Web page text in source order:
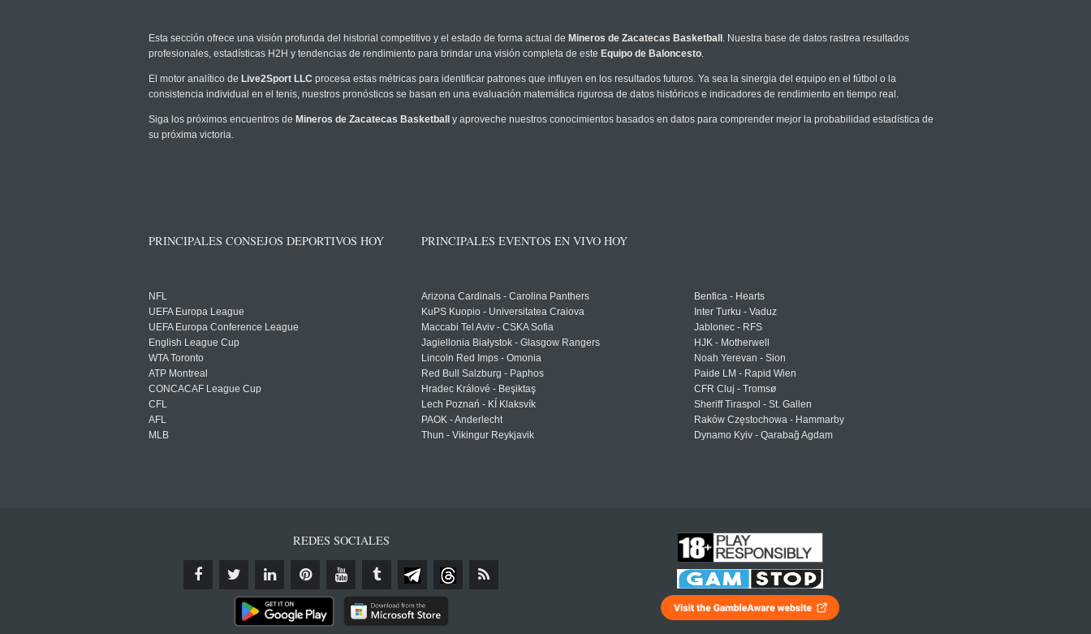
Esta sección ofrece una visión profunda del historial competitivo y el estado de forma actual de Mineros de Zacatecas Basketball . Nuestra base de datos rastrea resultados
profesionales, estadísticas H2H y tendencias de rendimiento para brindar una visión completa de este Equipo de Baloncesto.
El motor analítico de Live2Sport LLC procesa estas métricas para identificar patrones que influyen en los resultados futuros. Ya sea la sinergia del equipo en el fútbol o la
consistencia individual en el tenis, nuestros pronósticos se basan en una evaluación matemática rigurosa de datos históricos e indicadores de rendimiento en tiempo real.
Siga los próximos encuentros de Mineros de Zacatecas Basketball
y aproveche nuestros conocimientos basados en datos para comprender mejor la probabilidad estadística de
su próxima victoria.
PRINCIPALES CONSEJOS DEPORTIVOS HOY
NFL
UEFA Europa League
UEFA Europa Conference League
English League Cup
WTA Toronto
ATP Montreal
CONCACAF League Cup
CFL
AFL
MLB
PRINCIPALES EVENTOS EN VIVO HOY
Arizona Cardinals - Carolina Panthers
KuPS Kuopio - Universitatea Craiova
Maccabi Tel Aviv - CSKA Sofia
Jagiellonia Białystok - Glasgow Rangers
Lincoln Red Imps - Omonia
Red Bull Salzburg - Paphos
Hradec Králové - Beşiktaş
Lech Poznań - KÍ Klaksvík
PAOK - Anderlecht
Thun - Vikingur Reykjavik
Benfica - Hearts
Inter Turku - Vaduz
Jablonec - RFS
HJK - Motherwell
Noah Yerevan - Sion
Paide LM - Rapid Wien
CFR Cluj - Tromsø
Sheriff Tiraspol - St. Gallen
Raków Częstochowa - Hammarby
Dynamo Kyiv - Qarabağ Agdam
REDES SOCIALES